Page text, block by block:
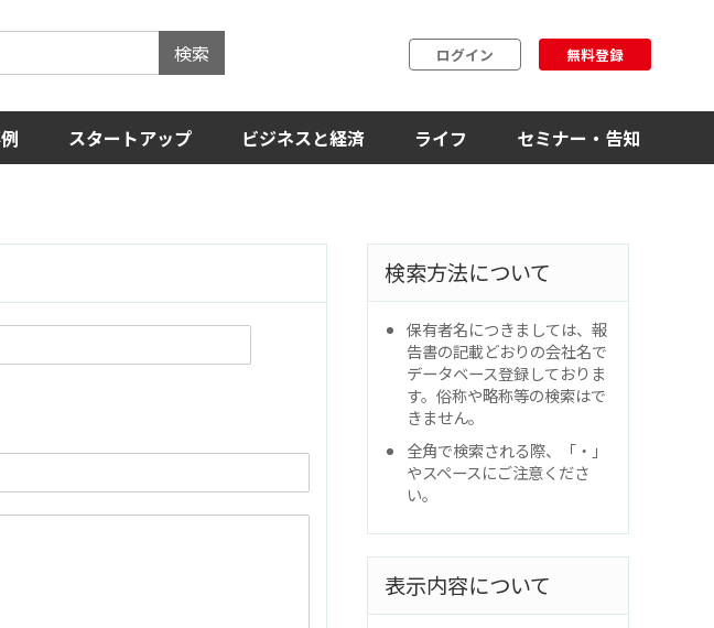
検索 ログイン 無料登録
スタートアップ ビジネスと経済 ライフ セミナー・告知
検索方法について
保有者名につきましては、報
告書の記載どおりの会社名で
データベース登録しておりま
す。俗称や略称等の検索はで
きません。
全角で検索される際、「・」
やスペースにご注意くださ
い。
表示内容について